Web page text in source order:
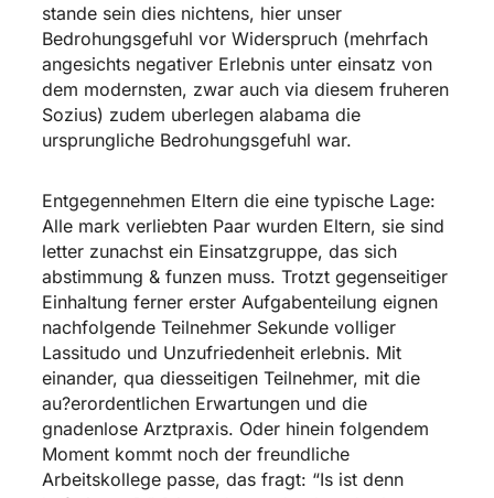
stande sein dies nichtens, hier unser
Bedrohungsgefuhl vor Widerspruch (mehrfach
angesichts negativer Erlebnis unter einsatz von
dem modernsten, zwar auch via diesem fruheren
Sozius) zudem uberlegen alabama die
ursprungliche Bedrohungsgefuhl war.
Entgegennehmen Eltern die eine typische Lage:
Alle mark verliebten Paar wurden Eltern, sie sind
letter zunachst ein Einsatzgruppe, das sich
abstimmung & funzen muss. Trotzt gegenseitiger
Einhaltung ferner erster Aufgabenteilung eignen
nachfolgende Teilnehmer Sekunde volliger
Lassitudo und Unzufriedenheit erlebnis. Mit
einander, qua diesseitigen Teilnehmer, mit die
au?erordentlichen Erwartungen und die
gnadenlose Arztpraxis. Oder hinein folgendem
Moment kommt noch der freundliche
Arbeitskollege passe, das fragt: “Is ist denn